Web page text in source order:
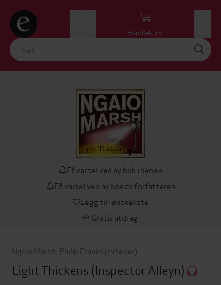
Handlekurv
Få varsel ved ny bok i serien
Få varsel ved ny bok av forfatteren
Legg til i ønskeliste
Gratis utdrag
Ngaio Marsh Philip Franks (innleser)
Light Thickens (Inspector Alleyn)